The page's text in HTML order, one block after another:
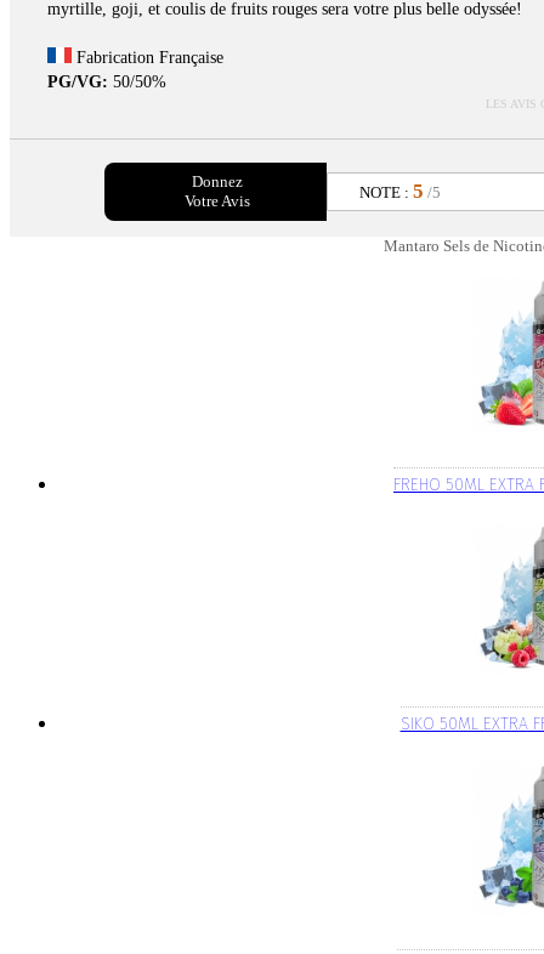
myrtille, goji, et coulis de fruits rouges sera votre plus belle odyssée!
Fabrication Française
PG/VG: 50/50%
LES AVIS
Donnez
Votre Avis
NOTE : 5 /5
Mantaro Sels de
FREHO 50ML
SIKO 50ML EXTRA